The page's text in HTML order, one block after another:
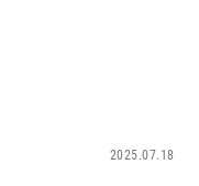
2025.07.18